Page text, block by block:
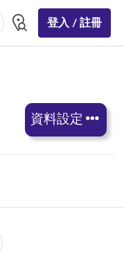
登入 / 註冊
資料設定